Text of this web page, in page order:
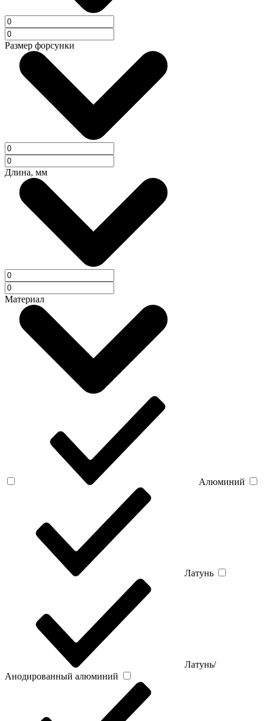
Размер форсунки
Длина, мм
Материал
Алюминий
Латунь
Латунь/
Анодированный алюминий